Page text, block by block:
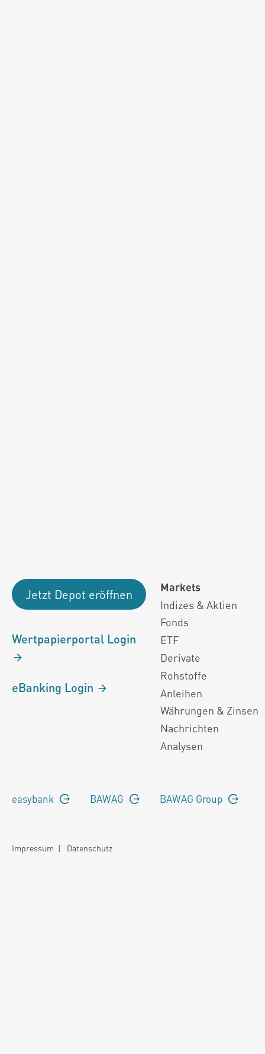
Jetzt Depot eröffnen
Wertpapierportal Login
eBanking Login
Markets
Indizes & Aktien
Fonds
ETF
Derivate
Rohstoffe
Anleihen
Währungen & Zinsen
Nachrichten
Analysen
easybank BAWAG BAWAG Group
Impressum | Datenschutz